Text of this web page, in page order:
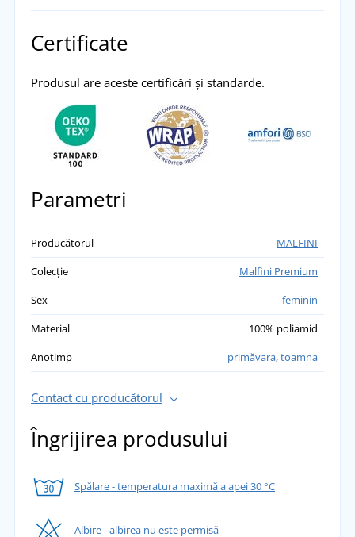
Certificate
Produsul are aceste certificări și standarde.
Parametri
Producătorul
MALFINI
Colecție
Malfini Premium
Sex
feminin
Material
100% poliamid
Anotimp
primăvara,toamna
Contact cu producătorul
Îngrijirea produsului
Spălare - temperatura maximă a apei 30 °C
Albire - albirea nu este permisă